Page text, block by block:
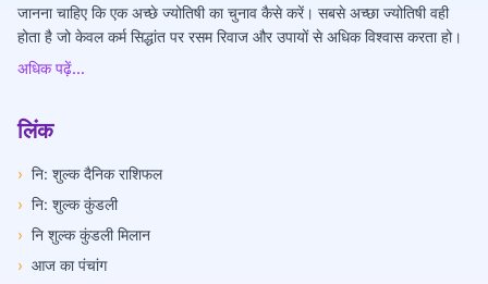
जानना चाहिए कि एक अच्छे ज्योतिषी का चुनाव कैसे करें। सबसे अच्छा ज्योतिषी वही
होता है जो केवल कर्म सिद्धांत पर रसम रिवाज और उपायों से अधिक विश्वास करता हो।
अधिक पढ़ें...
लिंक
› नि: शुल्क दैनिक राशिफल
› नि: शुल्क कुंडली
› नि शुल्क कुंडली मिलान
› आज का पंचांग